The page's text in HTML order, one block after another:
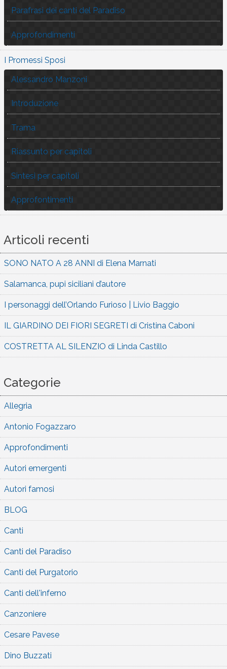
Parafrasi dei canti del Paradiso
Approfondimenti
I Promessi Sposi
Alessandro Manzoni
Introduzione
Trama
Riassunto per capitoli
Sintesi per capitoli
Approfontimenti
Articoli recenti
SONO NATO A 28 ANNI di Elena Marnati
Salamanca, pupi siciliani d’autore
I personaggi dell’Orlando Furioso | Livio Baggio
IL GIARDINO DEI FIORI SEGRETI di Cristina Caboni
COSTRETTA AL SILENZIO di Linda Castillo
Categorie
Allegria
Antonio Fogazzaro
Approfondimenti
Autori emergenti
Autori famosi
BLOG
Canti
Canti del Paradiso
Canti del Purgatorio
Canti dell'inferno
Canzoniere
Cesare Pavese
Dino Buzzati